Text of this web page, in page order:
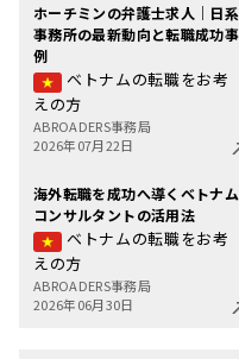
ホーチミンの弁護士求人｜日系
事務所の最新動向と転職成功事
例
ベトナムの転職をお考
えの方
ABROADERS事務局
2026年07月22日
海外転職を成功へ導くベトナム
コンサルタントの活用法
ベトナムの転職をお考
えの方
ABROADERS事務局
2026年06月30日